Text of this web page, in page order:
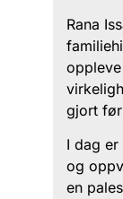
Rana
gjort
I dag er
og
en